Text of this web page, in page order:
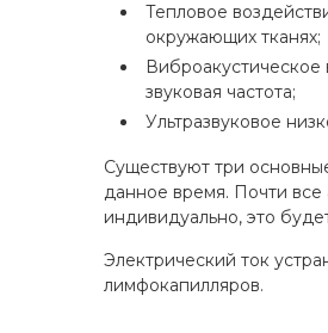
Тепловое
окружающих тканях;
Виброакустическое
звуковая частота;
Ультразвуковое
Существуют три
данное время. Почти все
индивидуально, это
Электрический ток
лимфокапилляров.